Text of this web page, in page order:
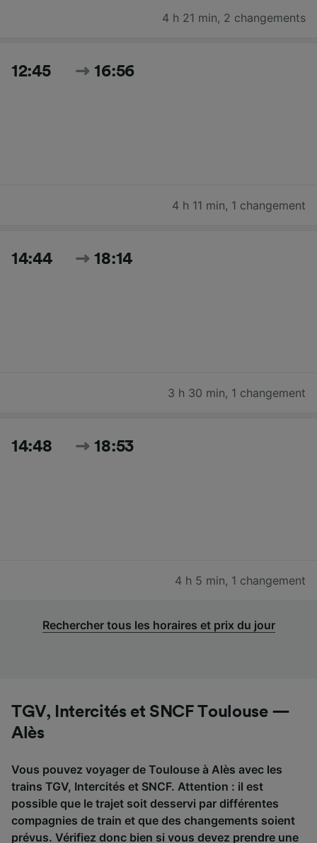
4 h 21 min, 2 changements
12:45 16:56
4 h 11 min, 1 changement
14:44 18:14
3 h 30 min, 1 changement
14:48 18:53
4 h 5 min, 1 changement
Rechercher tous les horaires et prix du jour
TGV, Intercités et SNCF Toulouse —
Alès
Vous pouvez voyager de Toulouse à Alès avec les
trains TGV, Intercités et SNCF. Attention : il est
possible que le trajet soit desservi par différentes
compagnies de train et que des changements soient
prévus. Vérifiez donc bien si vous devez prendre une